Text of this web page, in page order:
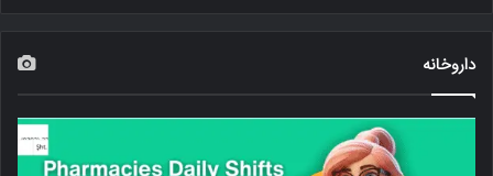
داروخانه